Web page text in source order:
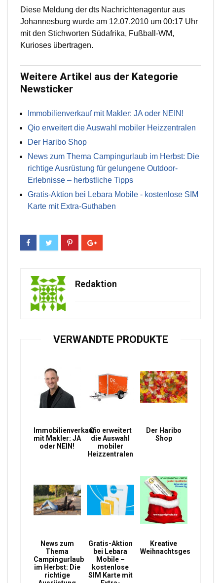
Diese Meldung der dts Nachrichtenagentur aus
Johannesburg wurde am 12.07.2010 um 00:17 Uhr
mit den Stichworten Südafrika, Fußball-WM,
Kurioses übertragen.
Weitere Artikel aus der Kategorie
Newsticker
Immobilienverkauf mit Makler: JA oder NEIN!
Qio erweitert die Auswahl mobiler Heizzentralen
Der Haribo Shop
News zum Thema Campingurlaub im Herbst: Die
richtige Ausrüstung für gelungene Outdoor-
Erlebnisse – herbstliche Tipps
Gratis-Aktion bei Lebara Mobile - kostenlose SIM
Karte mit Extra-Guthaben
Redaktion
VERWANDTE PRODUKTE
Immobilienverkauf
mit Makler: JA
oder NEIN!
Qio erweitert
die Auswahl
mobiler
Heizzentralen
Der Haribo
Shop
News zum
Thema
Campingurlaub
im Herbst: Die
richtige
Gratis-Aktion
bei Lebara
Mobile –
kostenlose
SIM Karte mit
Kreative
Weihnachtsgeschenke